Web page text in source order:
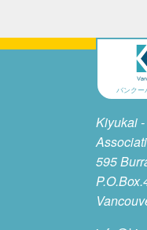
バンクー
Kiyukai
595